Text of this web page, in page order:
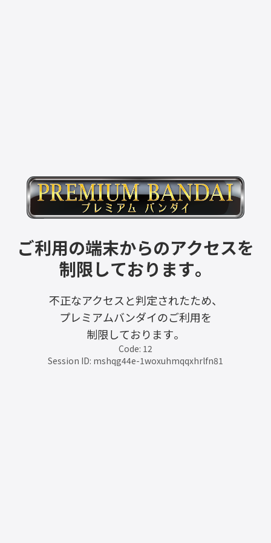
ご利用の端末からのアクセスを
制限しております。
不正なアクセスと判定されたため、
プレミアムバンダイのご利用を
制限しております。
Code: 12
Session ID: mshqg44e-1woxuhmqqxhrlfn81